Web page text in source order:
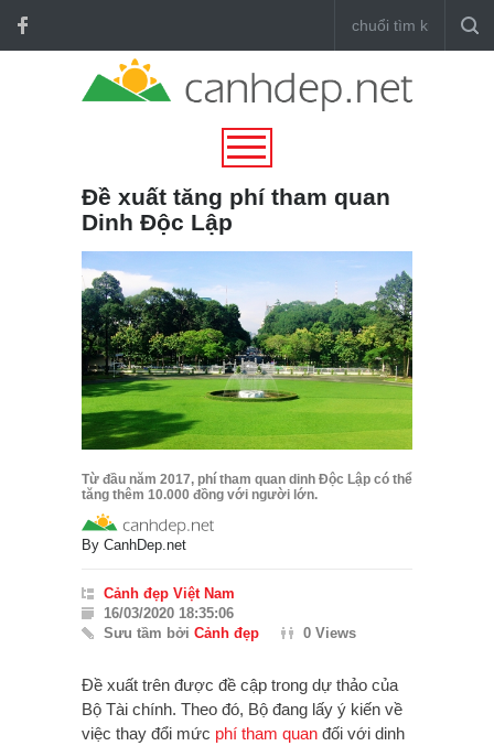
Đề xuất tăng phí tham quan
Dinh Độc Lập
Từ đầu năm 2017, phí tham quan dinh Độc Lập có thể
tăng thêm 10.000 đồng với người lớn.
By CanhDep.net
Cảnh đẹp Việt Nam
16/03/2020 18:35:06
Sưu tầm bởi Cảnh đẹp 0 Views
Đề xuất trên được đề cập trong dự thảo của
Bộ Tài chính. Theo đó, Bộ đang lấy ý kiến về
việc thay đổi mức phí tham quan đối với dinh